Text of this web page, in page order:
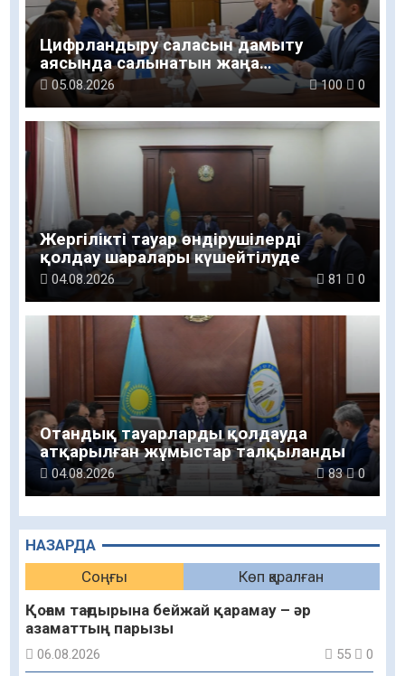
НАЗАРДА
Соңғы
Көп қаралған
Қоғам тағдырына бейжай қарамау – әр
азаматтың парызы
06.08.2026 55 0
Цифрландыру саласын дамыту
аясында салынатын жаңа
орталықтың жобасы талқыланды
05.08.2026 100 0
Жергілікті тауар өндірушілерді
қолдау шаралары күшейтілуде
04.08.2026 81 0
Отандық тауарларды қолдауда
атқарылған жұмыстар талқыланды
04.08.2026 83 0